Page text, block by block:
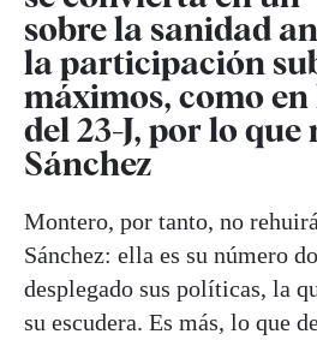
sobre la sanidad
la participación
máximos, como en
del 23-J, por lo
Sánchez
Montero, por tanto, no
Sánchez: ella es su número
desplegado sus políticas, la
su escudera. Es más, lo que